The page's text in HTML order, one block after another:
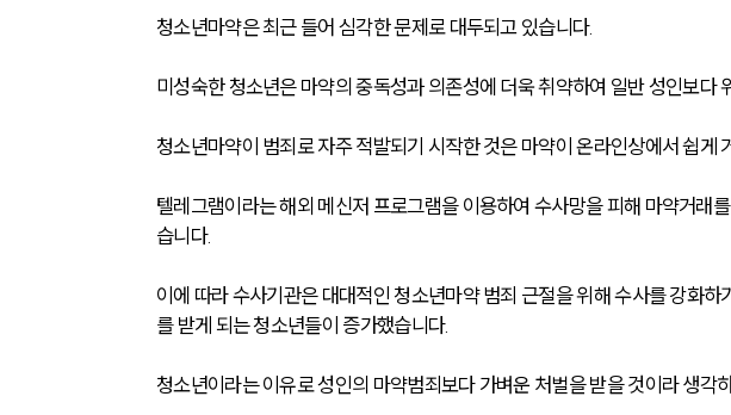
청소년마약은 최근 들어 심각한 문제로 대두되고 있습니다.
미성숙한 청소년은 마약의 중독성과 의존성에 더욱 취약하여 일반 성인보다
청소년마약이 범죄로 자주 적발되기 시작한 것은 마약이 온라인상에서 쉽게
텔레그램이라는 해외 메신저 프로그램을 이용하여 수사망을 피해 마약거래
습니다.
이에 따라 수사기관은 대대적인 청소년마약 범죄 근절을 위해 수사를 강화
를 받게 되는 청소년들이 증가했습니다.
청소년이라는 이유로 성인의 마약범죄보다 가벼운 처벌을 받을 것이라 생각